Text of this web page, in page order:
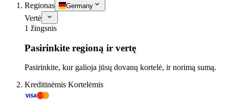
Regionas Germany
Vertė
1 žingsnis
Pasirinkite regioną ir vertę
Pasirinkite, kur galioja jūsų dovanų kortelė, ir norimą sumą.
Kreditinėmis Kortelėmis